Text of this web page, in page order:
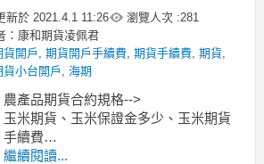
新於 2021.4.1 11:26 瀏覽人次 :281
：康和期貨凌佩君
貨開戶 ,期貨開戶手續費,期貨手續費,期貨,
貨小台開戶 ,海期
農產品期貨合約規格-->
玉米期貨、玉米保證金多少、玉米期貨
手續費
小麥期貨、小麥保證金多少、小麥期貨
繼續閱讀...